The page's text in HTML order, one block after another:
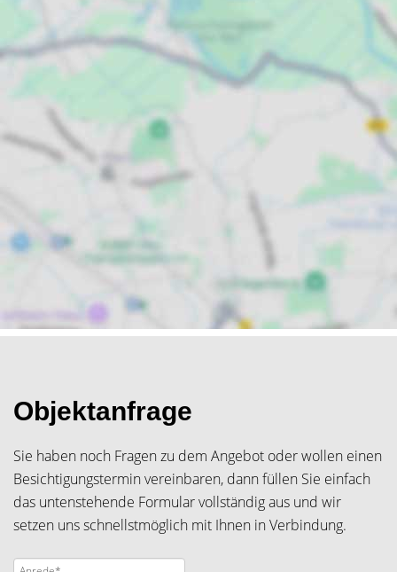
Objektanfrage
Sie haben noch Fragen zu dem Angebot oder wollen einen
Besichtigungstermin vereinbaren, dann füllen Sie einfach
das untenstehende Formular vollständig aus und wir
setzen uns schnellstmöglich mit Ihnen in Verbindung.